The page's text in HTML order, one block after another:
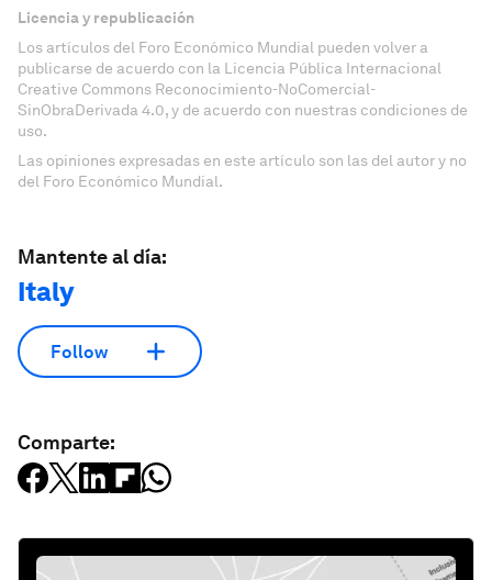
Licencia y republicación
Los artículos del Foro Económico Mundial pueden volver a
publicarse de acuerdo con la Licencia Pública Internacional
Creative Commons Reconocimiento-NoComercial-
SinObraDerivada 4.0, y de acuerdo con nuestras condiciones de
uso.
Las opiniones expresadas en este artículo son las del autor y no
del Foro Económico Mundial.
Mantente al día:
Italy
Follow
Comparte: